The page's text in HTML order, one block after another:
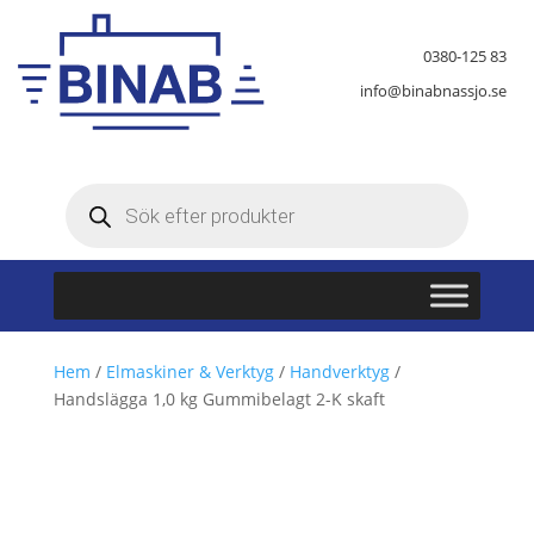
0380-125 83
info@binabnassjo.se
Hem / Elmaskiner & Verktyg/ Handverktyg/
Handslägga 1,0 kg Gummibelagt 2-K skaft